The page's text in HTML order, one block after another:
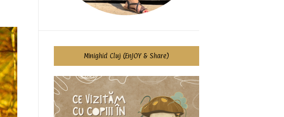
Minighid Cluj (EnJOY & Share)